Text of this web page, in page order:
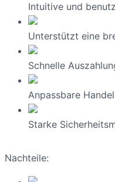
Intuitive und
Unterstützt eine
Schnelle
Anpassbare
Starke
Nachteile: